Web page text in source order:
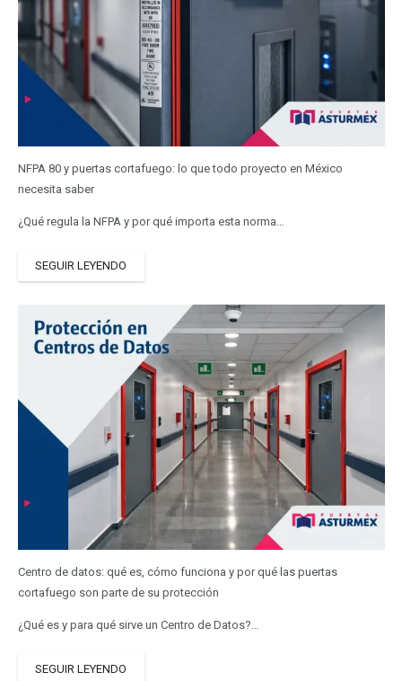
NFPA 80 y puertas cortafuego: lo que todo proyecto en México
necesita saber
¿Qué regula la NFPA y por qué importa esta norma…
SEGUIR LEYENDO
Centro de datos: qué es, cómo funciona y por qué las puertas
cortafuego son parte de su protección
¿Qué es y para qué sirve un Centro de Datos?…
SEGUIR LEYENDO